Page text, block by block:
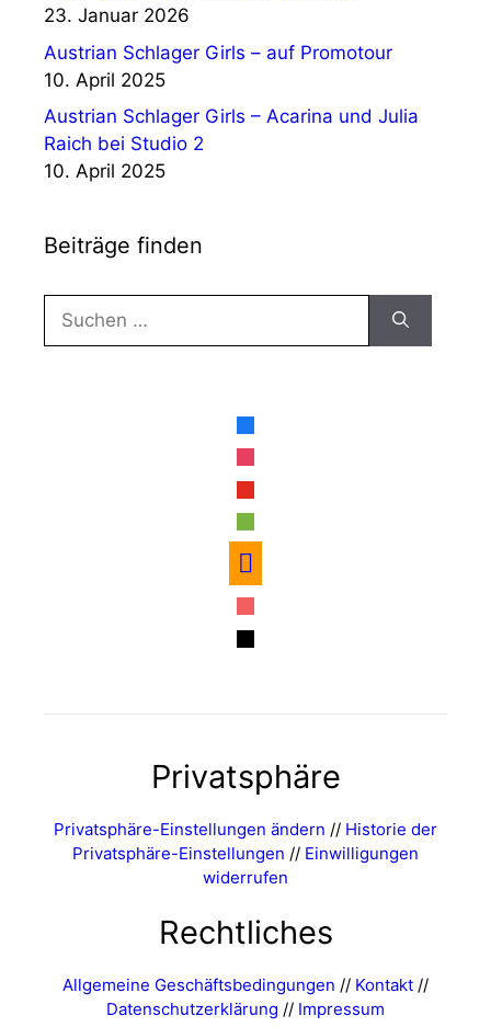
23. Januar 2026
Austrian Schlager Girls – auf Promotour
10. April 2025
Austrian Schlager Girls – Acarina und Julia
Raich bei Studio 2
10. April 2025
Beiträge finden
Suche
nach:
facebook
instagram
youtube
spotify
amazon
itunes
mail
Privatsphäre
Privatsphäre-Einstellungen ändern // Historie der
Privatsphäre-Einstellungen // Einwilligungen
widerrufen
Rechtliches
Allgemeine Geschäftsbedingungen // Kontakt //
Datenschutzerklärung // Impressum